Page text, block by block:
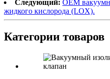
Следующий: OEM
жидкого кислорода (LOX).
Категории товаров